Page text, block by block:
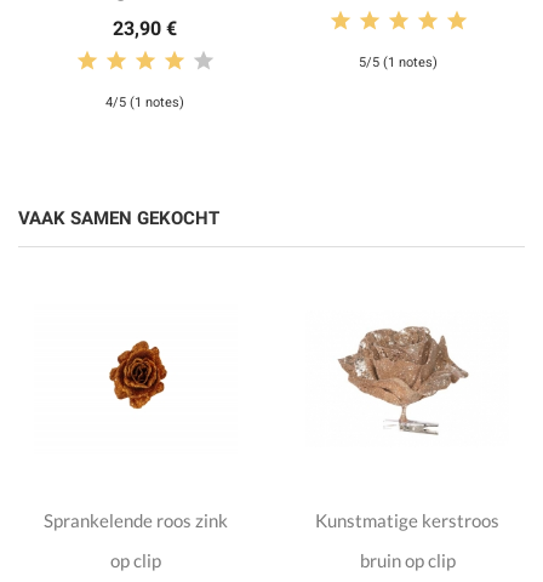
23,90 €
4/5 (1 notes)
5/5 (1 notes)
VAAK SAMEN GEKOCHT
Sprankelende roos zink
op clip
Kunstmatige kerstroos
bruin op clip